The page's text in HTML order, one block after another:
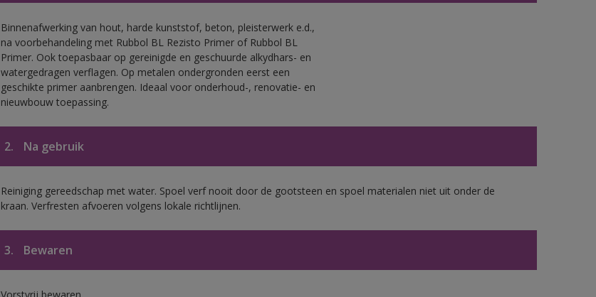
Binnenafwerking van hout, harde kunststof, beton, pleisterwerk e.d.,
na voorbehandeling met Rubbol BL Rezisto Primer of Rubbol BL
Primer. Ook toepasbaar op gereinigde en geschuurde alkydhars- en
watergedragen verflagen. Op metalen ondergronden eerst een
geschikte primer aanbrengen. Ideaal voor onderhoud-, renovatie- en
nieuwbouw toepassing.
2. Na gebruik
Reiniging gereedschap met water. Spoel verf nooit door de gootsteen en spoel materialen niet uit onder de
kraan. Verfresten afvoeren volgens lokale richtlijnen.
3. Bewaren